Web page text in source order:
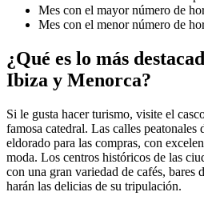
Mes con el mayor número de
Mes con el menor número de
¿Qué es lo más
Ibiza y Menorca?
Si le gusta hacer turismo, visite el
famosa catedral. Las calles peatonales
eldorado para las compras, con
moda. Los centros históricos de las
con una gran variedad de cafés, bares
harán las delicias de su tripulación.